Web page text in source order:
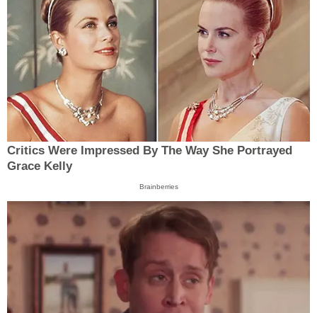
Critics Were Impressed By The Way She Portrayed
Grace Kelly
Brainberries